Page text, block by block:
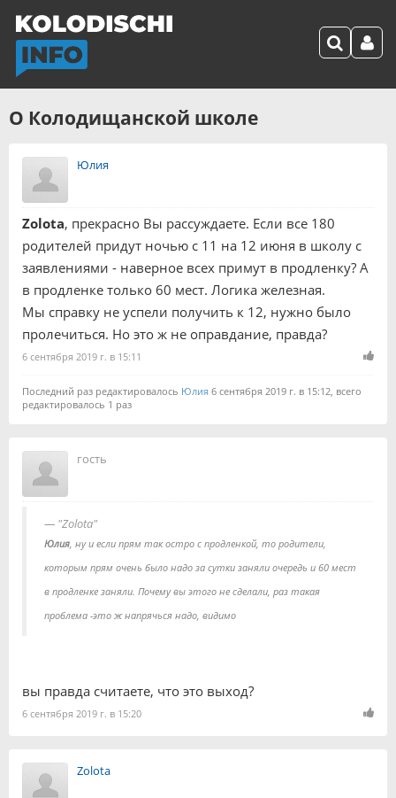
О Колодищанской школе
Юлия
Zolota, прекрасно Вы рассуждаете. Если все 180
родителей придут ночью с 11 на 12 июня в школу с
заявлениями - наверное всех примут в продленку? А
в продленке только 60 мест. Логика железная.
Мы справку не успели получить к 12, нужно было
пролечиться. Но это ж не оправдание, правда?
6 сентября 2019 г. в 15:11
Последний раз редактировалось Юлия 6 сентября 2019 г. в 15:12, всего
редактировалось 1 раз
гость
"Zolota"
Юлия, ну и если прям так остро с продленкой, то родители,
которым прям очень было надо за сутки заняли очередь и 60 мест
в продленке заняли. Почему вы этого не сделали, раз такая
проблема -это ж напрячься надо, видимо
вы правда считаете, что это выход?
6 сентября 2019 г. в 15:20
Zolota